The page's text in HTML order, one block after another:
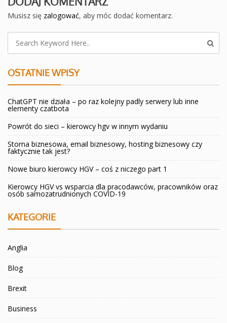
Musisz się zalogować, aby móc dodać komentarz.
OSTATNIE WPISY
ChatGPT nie działa – po raz kolejny padly serwery lub inne
elementy czatbota
Powrót do sieci – kierowcy hgv w innym wydaniu
Storna biznesowa, email biznesowy, hosting biznesowy czy
faktycznie tak jest?
Nowe biuro kierowcy HGV – coś z niczego part 1
Kierowcy HGV vs wsparcia dla pracodawców, pracowników oraz
osób samozatrudnionych COVID-19
KATEGORIE
Anglia
Blog
Brexit
Business